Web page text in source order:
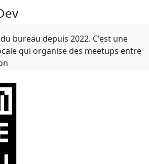
bureau depuis 2022. C'est une
qui organise des meetups entre